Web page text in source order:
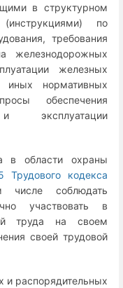
в структурном
(инструкциями) по
требования
железнодорожных
железных
иных нормативных
обеспечения
эксплуатации
в области охраны
Трудового кодекса
соблюдать
участвовать в
труда на своем
своей трудовой
и распорядительных